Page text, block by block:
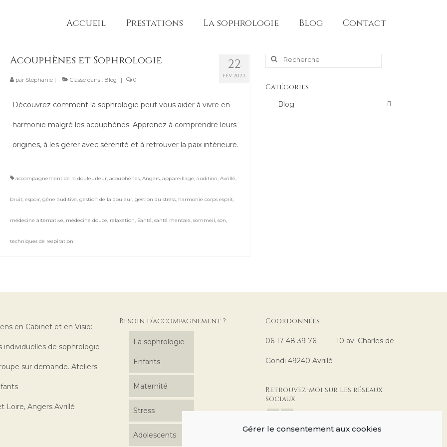
Gérer le consentement aux cookies
Accueil Prestations La sophrologie Blog Contact
22
FÉV 2024
Acouphènes et Sophrologie
par Stéphanie| Classé dans : Blog | 0
Découvrez comment la sophrologie peut vous aider à vivre en
harmonie malgré les acouphènes. Apprenez à comprendre leurs
origines, à les gérer avec sérénité et à retrouver la paix intérieure.
accompagnement de la douleurleur, acouphènes, Angers, appareillage, audition, Avrillé,
bruit, espoir, gêne auditive, gestion de la douleur, gestion du stress, harmonie corps esprit,
médecine alternative, médecine douce, relaxation, Santé, santé mentale, sommeil, son,
techniques de respiration
Rechercher
Catégories
Blog
en Cabinet et en Visio:
individuelles de sophrologie
sur demande. Ateliers
Loire, Angers Avrillé
Besoin d’accompagnement ?
La sophrologie
Enfants
Maternité
Stress
Adolescents
Coordonnées
06 17 48 39 76 10 av. Charles de
Gondi 49240 Avrillé
Retrouvez-moi sur les réseaux
sociaux